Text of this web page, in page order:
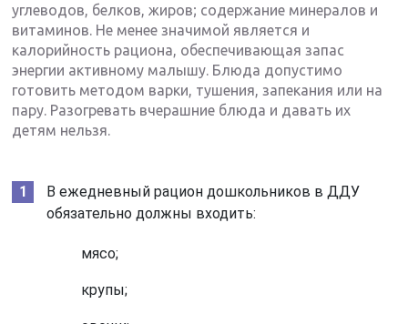
углеводов, белков, жиров; содержание минералов и
витаминов. Не менее значимой является и
калорийность рациона, обеспечивающая запас
энергии активному малышу. Блюда допустимо
готовить методом варки, тушения, запекания или на
пару. Разогревать вчерашние блюда и давать их
детям нельзя.
В ежедневный рацион дошкольников в ДДУ
обязательно должны входить:
мясо;
крупы;